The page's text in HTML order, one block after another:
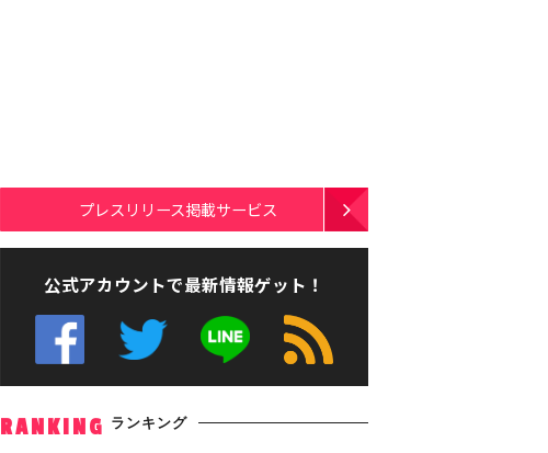
プレスリリース掲載サービス
公式アカウントで最新情報ゲット！
RANKING ランキング